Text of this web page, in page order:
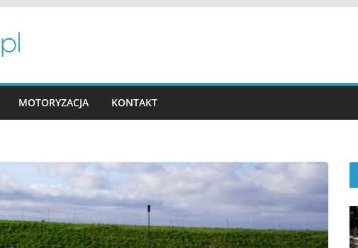
MOTORYZACJA KONTAKT